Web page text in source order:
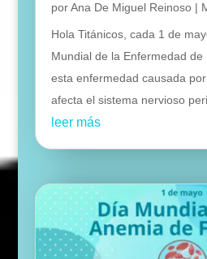
porAna De Miguel Reinoso|
Hola Titánicos, cada 1 de
Mundial de la Enfermedad de
esta enfermedad causada
afecta el sistema nervioso
leer más